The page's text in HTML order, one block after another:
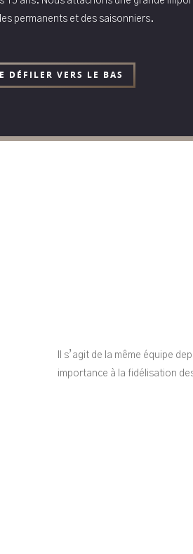
permanents et des saisonniers.
DÉFILER VERS LE BAS
Il s’agit de la même équipe
importance à la fidélisation